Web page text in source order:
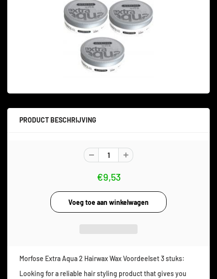
PRODUCT BESCHRIJVING
€9,53
Morfose Extra Aqua 2 Hairwax Wax Voordeelset 3 stuks:
Looking for a reliable hair styling product that gives you